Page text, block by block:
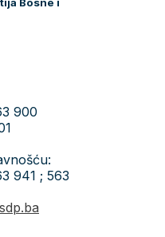
Bosne i
900
941 ; 563